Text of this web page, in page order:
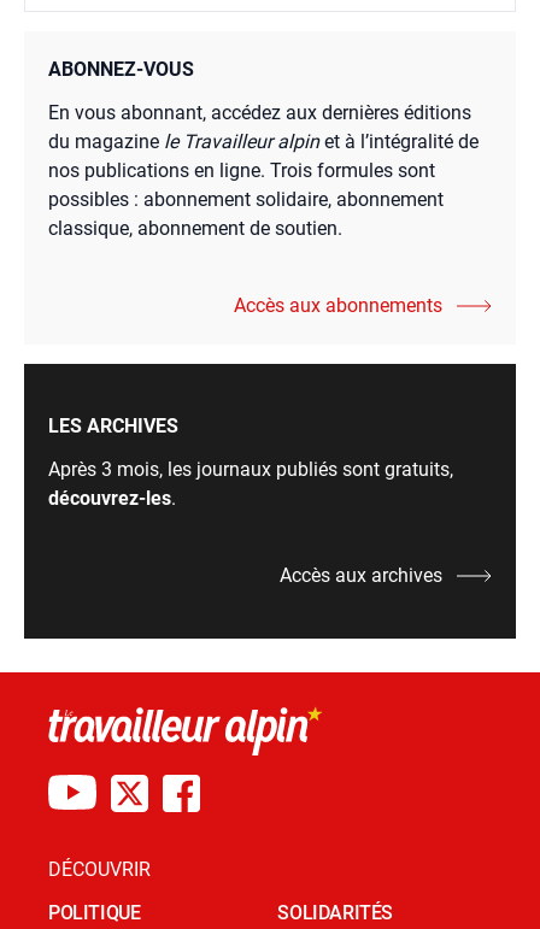
ABONNEZ-VOUS
En vous abonnant, accédez aux dernières éditions
du magazine le Travailleur alpinet à l’intégralité de
nos publications en ligne. Trois formules sont
possibles : abonnement solidaire, abonnement
classique, abonnement de soutien.
Accès aux abonnements
LES ARCHIVES
Après 3 mois, les journaux publiés sont gratuits,
découvrez-les.
Accès aux archives
DÉCOUVRIR
POLITIQUE
SOLIDARITÉS